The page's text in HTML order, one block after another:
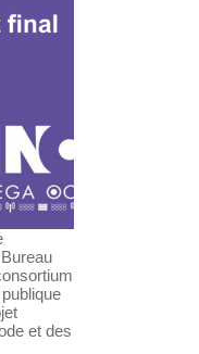
et des